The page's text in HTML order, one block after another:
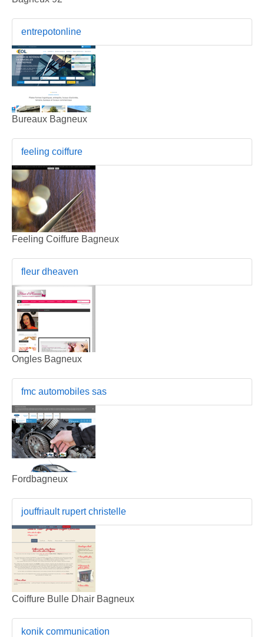
entrepotonline
Bureaux Bagneux
feeling coiffure
Feeling Coiffure Bagneux
fleur dheaven
Ongles Bagneux
fmc automobiles sas
Fordbagneux
jouffriault rupert christelle
Coiffure Bulle Dhair Bagneux
konik communication